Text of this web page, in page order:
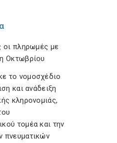
οι πληρωμές με
Οκτωβρίου
το νομοσχέδιο
και ανάδειξη
κληρονομιάς,
τομέα και την
πνευματικών